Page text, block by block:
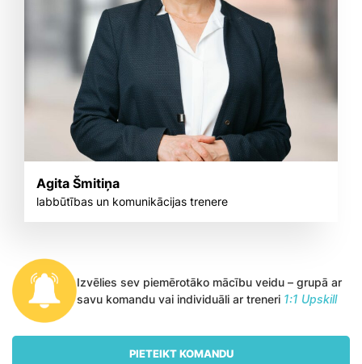
Agita Šmitiņa
labbūtības un komunikācijas trenere
Izvēlies sev piemērotāko mācību veidu – grupā ar
savu komandu vai individuāli ar treneri 1:1 Upskill
PIETEIKT KOMANDU